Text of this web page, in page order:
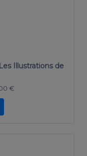
Illustrations de
€